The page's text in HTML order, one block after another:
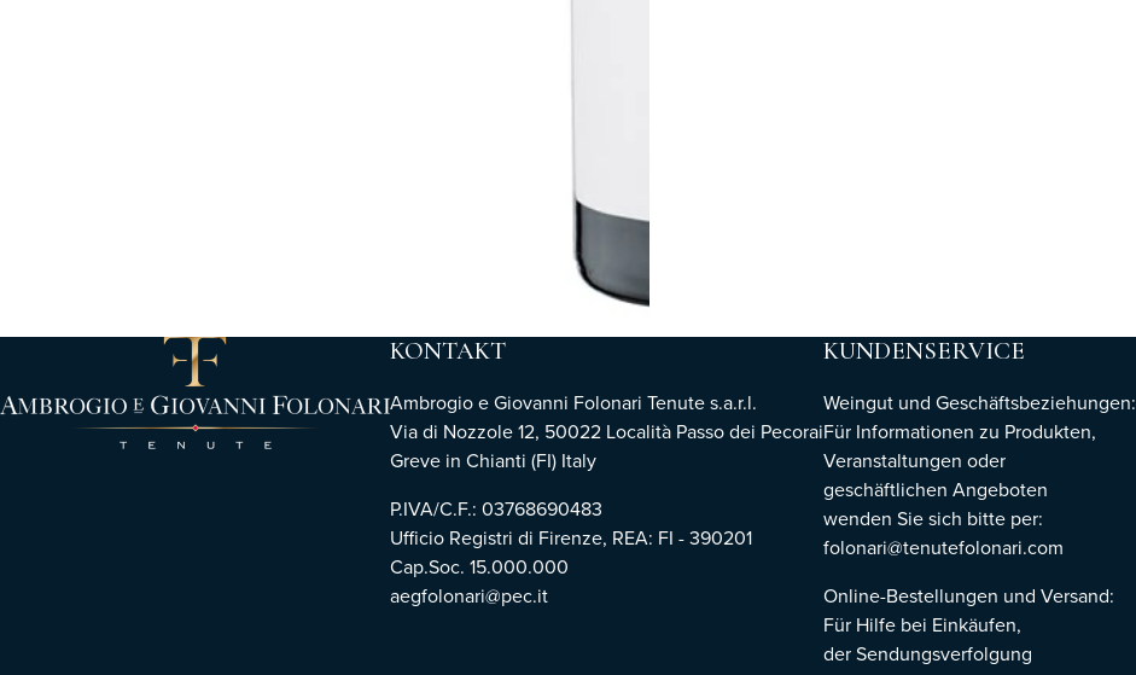
KONTAKT
Ambrogio e Giovanni Folonari Tenute s.a.r.l.
Via di Nozzole 12, 50022 Località Passo dei Pecorai
Greve in Chianti (FI) Italy
P.IVA/C.F.: 03768690483
Ufficio Registri di Firenze, REA: FI - 390201
Cap.Soc. 15.000.000
aegfolonari@pec.it
KUNDENSERVICE
Weingut und Geschäftsbeziehungen:
Für Informationen zu Produkten,
Veranstaltungen oder
geschäftlichen Angeboten
wenden Sie sich bitte per:
folonari@tenutefolonari.com
Online-Bestellungen und Versand:
Für Hilfe bei Einkäufen,
der Sendungsverfolgung